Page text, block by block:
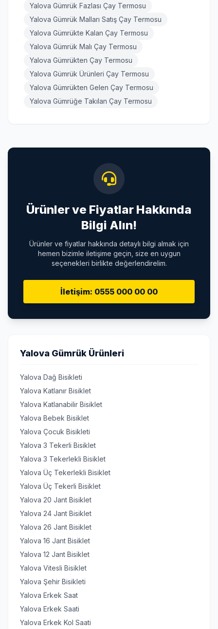
Yalova Gümrük Fazlası Çay Termosu
Yalova Gümrük Malları Satış Çay Termosu
Yalova Gümrükte Kalan Çay Termosu
Yalova Gümrük Malı Çay Termosu
Yalova Gümrükten Çay Termosu
Yalova Gümrük Ürünleri Çay Termosu
Yalova Gümrükten Gelen Çay Termosu
Yalova Gümrüğe Takılan Çay Termosu
Ürünler ve Fiyatlar Hakkında
Bilgi Alın!
Ürünler ve fiyatlar hakkında detaylı bilgi almak için
hemen bizimle iletişime geçin, size en uygun
seçenekleri birlikte değerlendirelim.
İletişim: 0555 000 00 00
Yalova Gümrük Ürünleri
Yalova Dağ Bisikleti
Yalova Katlanır Bisiklet
Yalova Katlanabilir Bisiklet
Yalova Bebek Bisiklet
Yalova Çocuk Bisikleti
Yalova 3 Tekerli Bisiklet
Yalova 3 Tekerlekli Bisiklet
Yalova Üç Tekerlekli Bisiklet
Yalova Üç Tekerli Bisiklet
Yalova 20 Jant Bisiklet
Yalova 24 Jant Bisiklet
Yalova 26 Jant Bisiklet
Yalova 16 Jant Bisiklet
Yalova 12 Jant Bisiklet
Yalova Vitesli Bisiklet
Yalova Şehir Bisikleti
Yalova Erkek Saat
Yalova Erkek Saati
Yalova Erkek Kol Saati